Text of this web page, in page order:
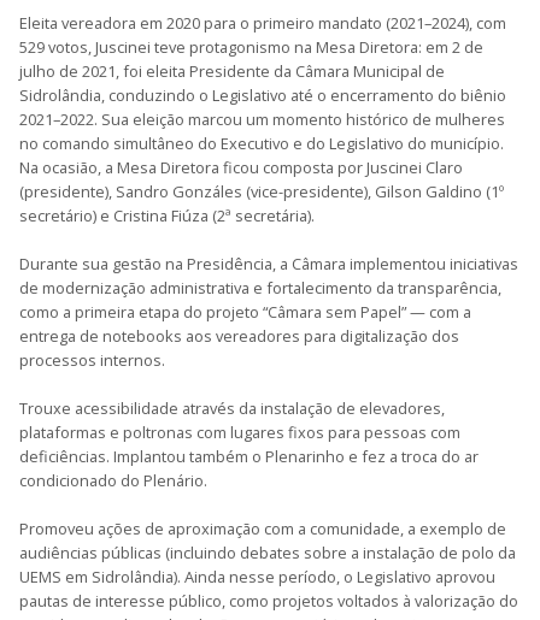
Eleita vereadora em 2020 para o primeiro mandato (2021–2024), com
529 votos, Juscinei teve protagonismo na Mesa Diretora: em 2 de
julho de 2021, foi eleita Presidente da Câmara Municipal de
Sidrolândia, conduzindo o Legislativo até o encerramento do biênio
2021–2022. Sua eleição marcou um momento histórico de mulheres
no comando simultâneo do Executivo e do Legislativo do município.
Na ocasião, a Mesa Diretora ficou composta por Juscinei Claro
(presidente), Sandro Gonzáles (vice-presidente), Gilson Galdino (1º
secretário) e Cristina Fiúza (2ª secretária).
Durante sua gestão na Presidência, a Câmara implementou iniciativas
de modernização administrativa e fortalecimento da transparência,
como a primeira etapa do projeto “Câmara sem Papel” — com a
entrega de notebooks aos vereadores para digitalização dos
processos internos.
Trouxe acessibilidade através da instalação de elevadores,
plataformas e poltronas com lugares fixos para pessoas com
deficiências. Implantou também o Plenarinho e fez a troca do ar
condicionado do Plenário.
Promoveu ações de aproximação com a comunidade, a exemplo de
audiências públicas (incluindo debates sobre a instalação de polo da
UEMS em Sidrolândia). Ainda nesse período, o Legislativo aprovou
pautas de interesse público, como projetos voltados à valorização do